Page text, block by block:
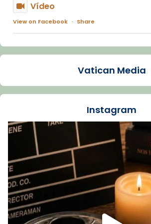
Vídeo
View on Facebook · Share
Arquebisbat de Barcelona
La Carmina va patir depressió.
dos mesos, a l'Estadi Lluís
Recupera l'entrevista comp
tican News 👇
www.vaticannews.va/es/
07/carmina-historia-depresion-
espana-testimoni...
Foto
View on Facebook · Share
Vatican Media
Instagram